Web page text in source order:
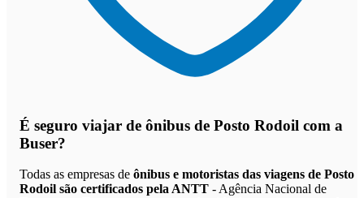
É seguro viajar de ônibus de Posto Rodoil com a
Buser?
Todas as empresas de ônibus e motoristas das viagens de Posto
Rodoil são certificados pela ANTT - Agência Nacional de